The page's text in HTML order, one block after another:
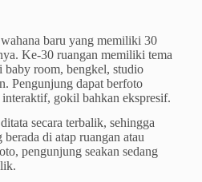
baru yang memiliki 30
Ke-30 ruangan memiliki tema
baby room, bengkel, studio
Pengunjung dapat berfoto
gokil bahkan ekspresif.
secara terbalik, sehingga
di atap ruangan atau
pengunjung seakan sedang